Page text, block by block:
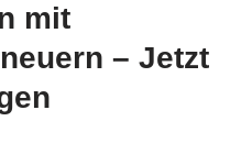
mit
– Jetzt